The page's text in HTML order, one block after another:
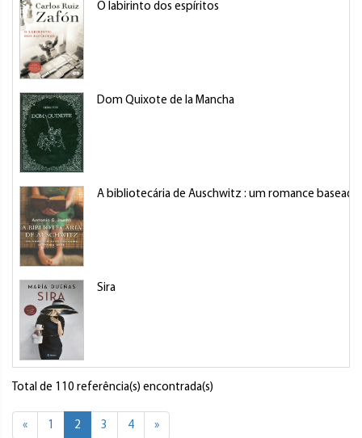
O labirinto dos espíritos
Dom Quixote de la Mancha
A bibliotecária de Auschwitz : um romance
Sira
Total de 110 referência(s) encontrada(s)
« 1 2 3 4 »